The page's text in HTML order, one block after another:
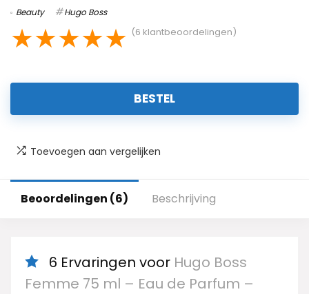
Beauty Hugo Boss
★★★★★ (6 klantbeoordelingen)
BESTEL
Toevoegen aan vergelijken
Beoordelingen (6) Beschrijving
6 Ervaringen voor Hugo Boss
Femme 75 ml – Eau de Parfum –